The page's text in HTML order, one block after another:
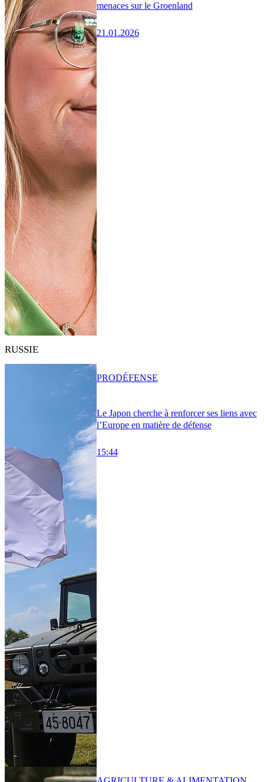
menaces sur le Groenland
21.01.2026
RUSSIE
Le Japon cherche à renforcer ses liens avec
l’Europe en matière de défense
15:44
PRODÉFENSE